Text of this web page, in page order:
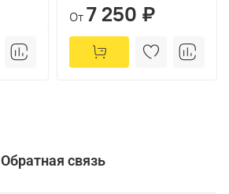
От 7 250 ₽
Обратная связь